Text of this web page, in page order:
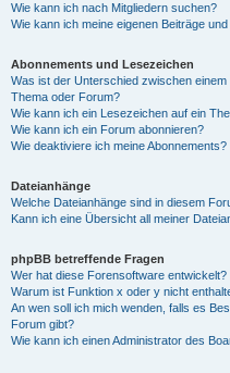
Wie kann ich nach Mitgliedern suchen?
Wie kann ich meine eigenen Beiträge
Abonnements und Lesezeichen
Was ist der Unterschied zwischen
Thema oder Forum?
Wie kann ich ein Lesezeichen auf ein
Wie kann ich ein Forum abonnieren?
Wie deaktiviere ich meine Abonnements?
Dateianhänge
Welche Dateianhänge sind in diesem
Kann ich eine Übersicht all meiner
phpBB betreffende Fragen
Wer hat diese Forensoftware entwickelt?
Warum ist Funktion x oder y nicht
An wen soll ich mich wenden, falls es
Forum gibt?
Wie kann ich einen Administrator des